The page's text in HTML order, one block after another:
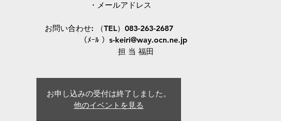
・メールアドレス
お問い合わせ: （TEL）083-263-2687
（ﾒｰﾙ ）s-keiri@way.ocn.ne.jp
担 当 福田
お申し込みの受付は終了しました。
他のイベントを見る